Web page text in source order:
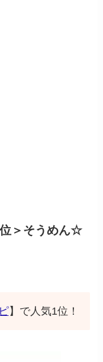
＞そうめん☆
】で人気1位！